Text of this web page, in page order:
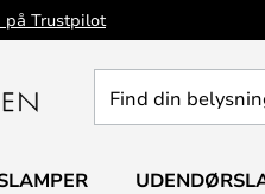
på Trustpilot
din